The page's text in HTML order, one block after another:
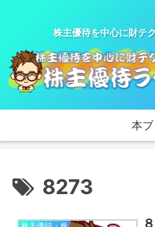
株主優待を中心に財テ
本
8273